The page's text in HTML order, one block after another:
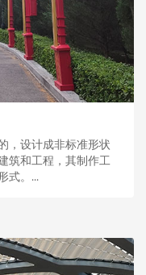
，设计成非标准形状
筑和工程，其制作工
式。...